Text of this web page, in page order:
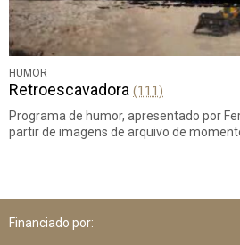
HUMOR
Retroescavadora (111)
Programa de humor, apresentado por
partir de imagens de arquivo de
Financiado por: